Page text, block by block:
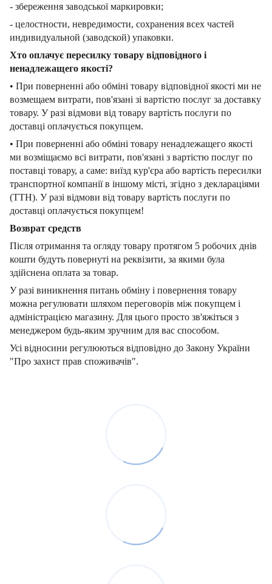
- збереження заводської маркировки;
- целостности, невредимости, сохранения всех частей
индивидуальной (заводской) упаковки.
Хто оплачує пересилку товару відповідного і
ненадлежащего якості?
• При поверненні або обміні товару відповідної якості ми не
возмещаем витрати, пов'язані зі вартістю послуг за доставку
товару. У разі відмови від товару вартість послуги по
доставці оплачується покупцем.
• При поверненні або обміні товару ненадлежащего якості
ми возміщаємо всі витрати, пов'язані з вартістю послуг по
поставці товару, а саме: виїзд кур'єра або вартість пересилки
транспортної компанії в іншому місті, згідно з деклараціями
(ТТН). У разі відмови від товару вартість послуги по
доставці оплачується покупцем!
Возврат средств
Після отримання та огляду товару протягом 5 робочих днів
кошти будуть повернуті на реквізити, за якими була
здійснена оплата за товар.
У разі виникнення питань обміну і повернення товару
можна регулювати шляхом переговорів між покупцем і
адміністрацією магазину. Для цього просто зв'яжіться з
менеджером будь-яким зручним для вас способом.
Усі відносини регулюються відповідно до Закону України
"Про захист прав споживачів".